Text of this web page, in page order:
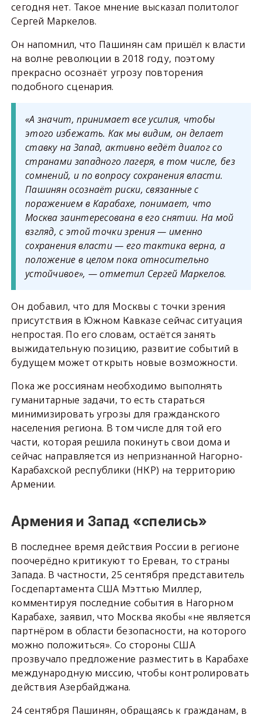
сегодня нет. Такое мнение высказал политолог
Сергей Маркелов.
Он напомнил, что Пашинян сам пришёл к власти
на волне революции в 2018 году, поэтому
прекрасно осознаёт угрозу повторения
подобного сценария.
«А значит, принимает все усилия, чтобы
этого избежать. Как мы видим, он делает
ставку на Запад, активно ведёт диалог со
странами западного лагеря, в том числе, без
сомнений, и по вопросу сохранения власти.
Пашинян осознаёт риски, связанные с
поражением в Карабахе, понимает, что
Москва заинтересована в его снятии. На мой
взгляд, с этой точки зрения — именно
сохранения власти — его тактика верна, а
положение в целом пока относительно
устойчивое», — отметил Сергей Маркелов.
Он добавил, что для Москвы с точки зрения
присутствия в Южном Кавказе сейчас ситуация
непростая. По его словам, остаётся занять
выжидательную позицию, развитие событий в
будущем может открыть новые возможности.
Пока же россиянам необходимо выполнять
гуманитарные задачи, то есть стараться
минимизировать угрозы для гражданского
населения региона. В том числе для той его
части, которая решила покинуть свои дома и
сейчас направляется из непризнанной Нагорно-
Карабахской республики (НКР) на территорию
Армении.
Армения и Запад «спелись»
В последнее время действия России в регионе
поочерёдно критикуют то Ереван, то страны
Запада. В частности, 25 сентября представитель
Госдепартамента США Мэттью Миллер,
комментируя последние события в Нагорном
Карабахе, заявил, что Москва якобы «не является
партнёром в области безопасности, на которого
можно положиться». Со стороны США
прозвучало предложение разместить в Карабахе
международную миссию, чтобы контролировать
действия Азербайджана.
24 сентября Пашинян, обращаясь к гражданам, в